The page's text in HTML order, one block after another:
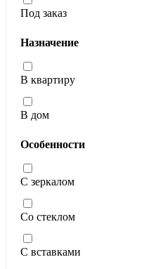
Под заказ
Назначение
В квартиру
В дом
Особенности
С зеркалом
Со стеклом
С вставками